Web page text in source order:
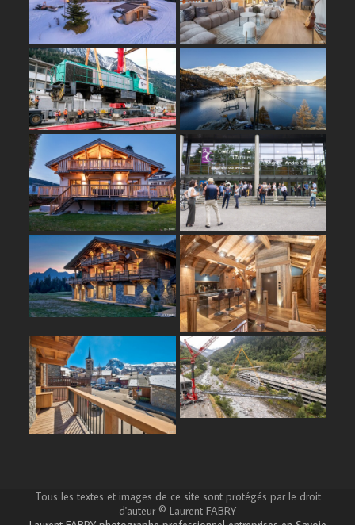
Tous les textes et images de ce site sont protégés par le droit
d'auteur © Laurent FABRY